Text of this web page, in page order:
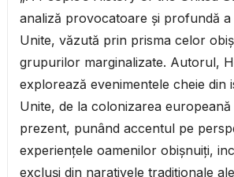
analiză provocatoare și profundă
Unite, văzută prin prisma celor
grupurilor marginalizate. Autorul,
explorează evenimentele cheie din
Unite, de la colonizarea
prezent, punând accentul pe
experiențele oamenilor obișnuiți,
excluși din narativele tradiționale